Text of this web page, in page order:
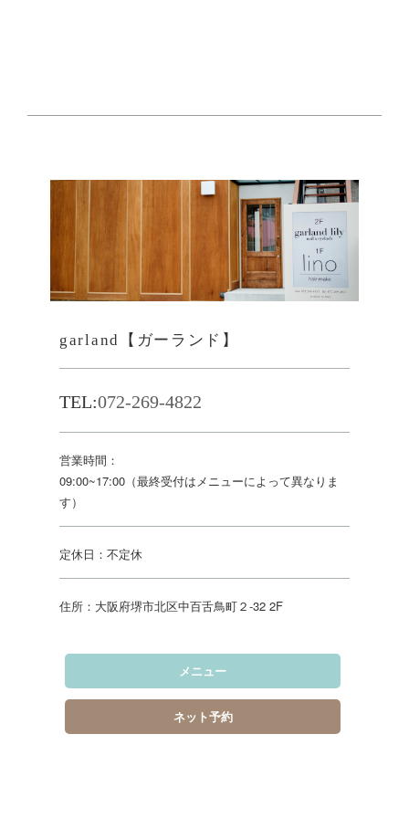
garland【ガーランド】
TEL:072-269-4822
営業時間：
09:00~17:00（最終受付はメニューによって異なりま
す）
定休日：不定休
住所：大阪府堺市北区中百舌鳥町２-32 2F
メニュー
ネット予約